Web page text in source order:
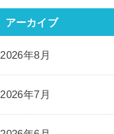
アーカイブ
2026年8月
2026年7月